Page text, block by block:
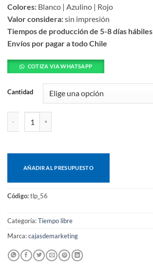
Colores: Blanco | Azulino | Rojo
Valor considera:sin impresión
Tiempos de producción de 5-8 días hábiles
Envíos por pagar a todo Chile
COTIZA VIA WHATSAPP
Cantidad
AÑADIR AL PRESUPUESTO
Código:tlp_56
Categoría:Tiempo libre
Marca:cajasdemarketing